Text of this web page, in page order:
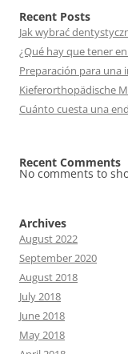
Recent Posts
Jak wybrać
¿Qué hay que tener
Preparación para
Kieferorthopädische
Cuánto cuesta una
Recent Comments
No comments to
Archives
August 2022
September 2020
August 2018
July 2018
June 2018
May 2018